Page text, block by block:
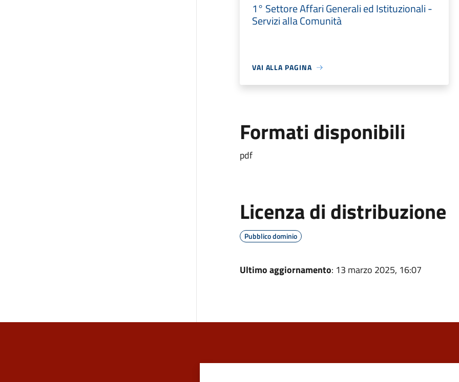
1° Settore Affari Generali ed Istituzionali -
Servizi alla Comunità
VAI ALLA PAGINA
Formati disponibili
pdf
Licenza di distribuzione
Pubblico dominio
Ultimo aggiornamento: 13 marzo 2025, 16:07